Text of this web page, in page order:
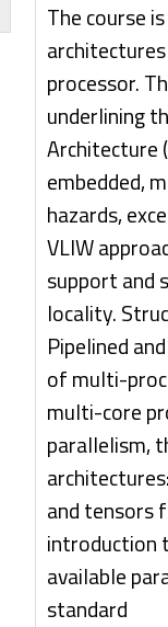
The course
processor.
underlining
Architecture
embedded,
hazards,
VLIW
support and
locality.
Pipelined
of multi-
multi-core
parallelism,
and tensors
introduction
available
standard